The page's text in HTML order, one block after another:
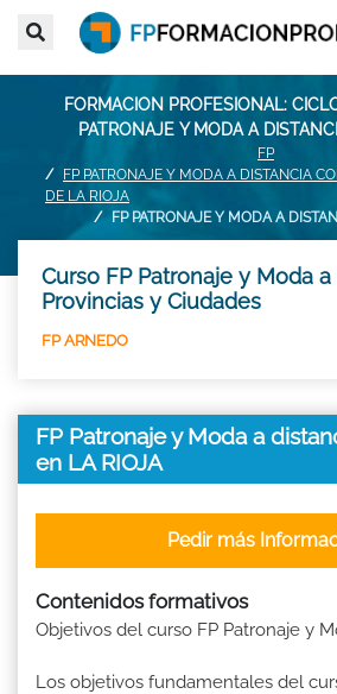
FORMACION PROFESIONAL:
PATRONAJE Y MODA A
FP
FP PATRONAJE Y MODA A DISTANCIA
DE LA RIOJA
FP PATRONAJE Y MODA A
Curso FP Patronaje y Moda
Provincias y Ciudades
FP ARNEDO
FP Patronaje y Moda a
en LA RIOJA
Pedir más
Contenidos formativos
Objetivos del curso FP Patronaje y
Los objetivos fundamentales del